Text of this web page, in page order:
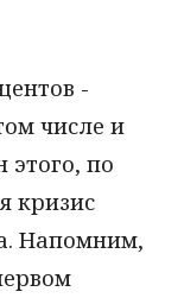
-
числе и
по
кризис
Напомним,